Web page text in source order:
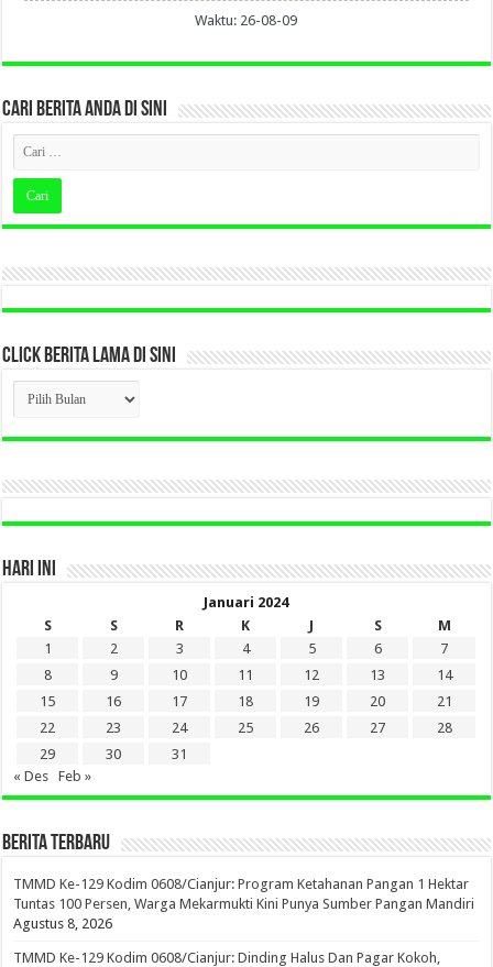
Waktu: 26-08-09
CARI BERITA ANDA DI SINI
CLICK BERITA LAMA DI SINI
CLICK
BERITA
LAMA
DI
HARI INI
Januari 2024
S
S R K J S
M
1
2 3 4 5 6
7
8
9 10 11 12 13
14
15
16 17 18 19 20
21
22
23 24 25 26 27
28
29
30
31
« Des
Feb »
BERITA TERBARU
TMMD Ke-129 Kodim 0608/Cianjur: Program Ketahanan Pangan 1 Hektar
Tuntas 100 Persen, Warga Mekarmukti Kini Punya Sumber Pangan Mandiri
Agustus 8, 2026
TMMD Ke-129 Kodim 0608/Cianjur: Dinding Halus Dan Pagar Kokoh,